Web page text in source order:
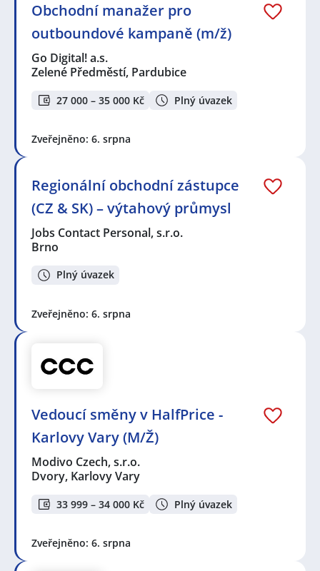
Obchodní manažer pro
outboundové kampaně (m/ž)
Go Digital! a.s.
Zelené Předměstí, Pardubice
27 000 – 35 000 Kč Plný úvazek
Zveřejněno: 6. srpna
Regionální obchodní zástupce
(CZ & SK) – výtahový průmysl
Jobs Contact Personal, s.r.o.
Brno
Plný úvazek
Zveřejněno: 6. srpna
Vedoucí směny v HalfPrice -
Karlovy Vary (M/Ž)
Modivo Czech, s.r.o.
Dvory, Karlovy Vary
33 999 – 34 000 Kč Plný úvazek
Zveřejněno: 6. srpna